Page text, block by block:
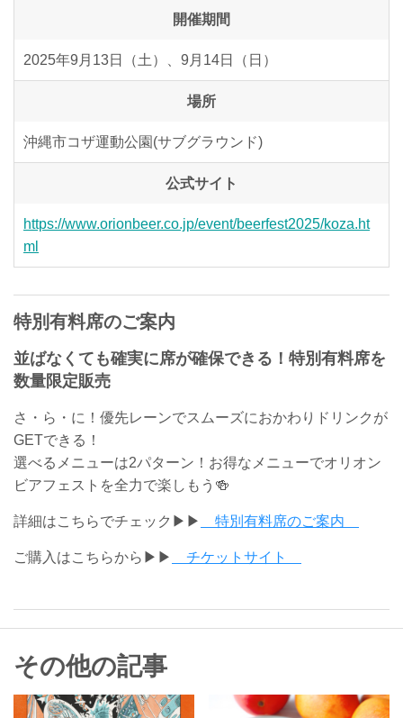
開催期間
2025年9月13日（土）、9月14日（日）
場所
沖縄市コザ運動公園(サブグラウンド)
公式サイト
https://www.orionbeer.co.jp/event/beerfest2025/koza.ht
ml
特別有料席のご案内
並ばなくても確実に席が確保できる！特別有料席を
数量限定販売
さ・ら・に！優先レーンでスムーズにおかわりドリンクが
GETできる！
選べるメニューは2パターン！お得なメニューでオリオン
ビアフェストを全力で楽しもう🍻
詳細はこちらでチェック▶▶ 特別有料席のご案内
ご購入はこちらから▶▶ チケットサイト
その他の記事